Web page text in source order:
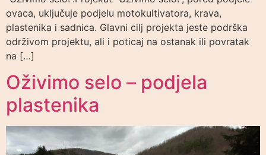
ovaca, uključuje podjelu motokultivatora, krava,
plastenika i sadnica. Glavni cilj projekta jeste podrška
održivom projektu, ali i poticaj na ostanak ili povratak
na […]
Oživimo selo – podjela
plastenika